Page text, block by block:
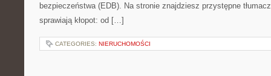
bezpieczeństwa (EDB). Na stronie znajdziesz przystępne
sprawiają kłopot: od […]
CATEGORIES: NIERUCHOMOŚCI